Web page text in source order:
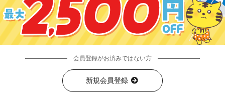
会員登録がお済みではない方
新規会員登録